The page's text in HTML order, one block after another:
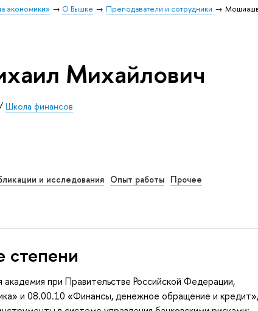
экономики» О Вышке Преподаватели и сотрудники
Михайлович
/Школа финансов
и исследования Опыт работы Прочее
степени
при Правительстве Российской Федерации,
и 08.00.10 «Финансы, денежное обращение и кредит»,